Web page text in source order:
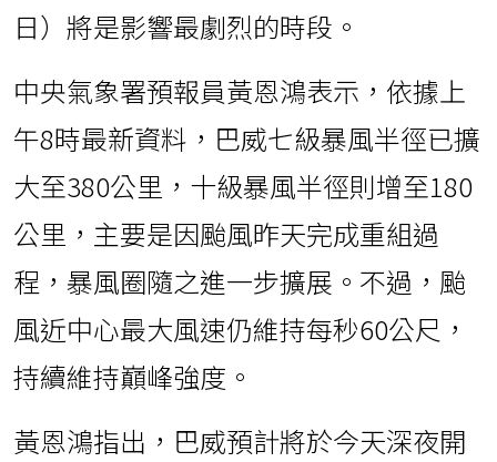
日）將是影響最劇烈的時段。
中央氣象署預報員黃恩鴻表示，依據上
午8時最新資料，巴威七級暴風半徑已擴
大至380公里，十級暴風半徑則增至180
公里，主要是因颱風昨天完成重組過
程，暴風圈隨之進一步擴展。不過，颱
風近中心最大風速仍維持每秒60公尺，
持續維持巔峰強度。
黃恩鴻指出，巴威預計將於今天深夜開